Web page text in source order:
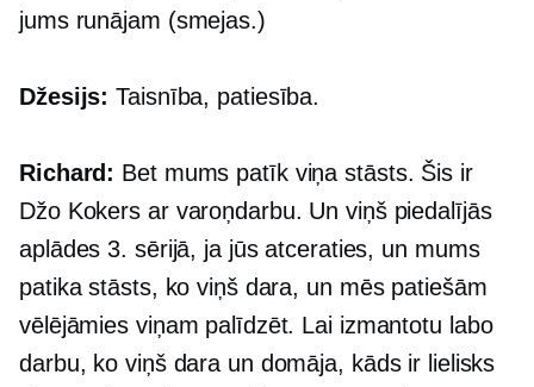
jums runājam (smejas.)
Džesijs: Taisnība, patiesība.
Richard: Bet mums patīk viņa stāsts. Šis ir
Džo Kokers ar varoņdarbu. Un viņš piedalījās
aplādes 3. sērijā, ja jūs atceraties, un mums
patika stāsts, ko viņš dara, un mēs patiešām
vēlējāmies viņam palīdzēt. Lai izmantotu labo
darbu, ko viņš dara un domāja, kāds ir lielisks